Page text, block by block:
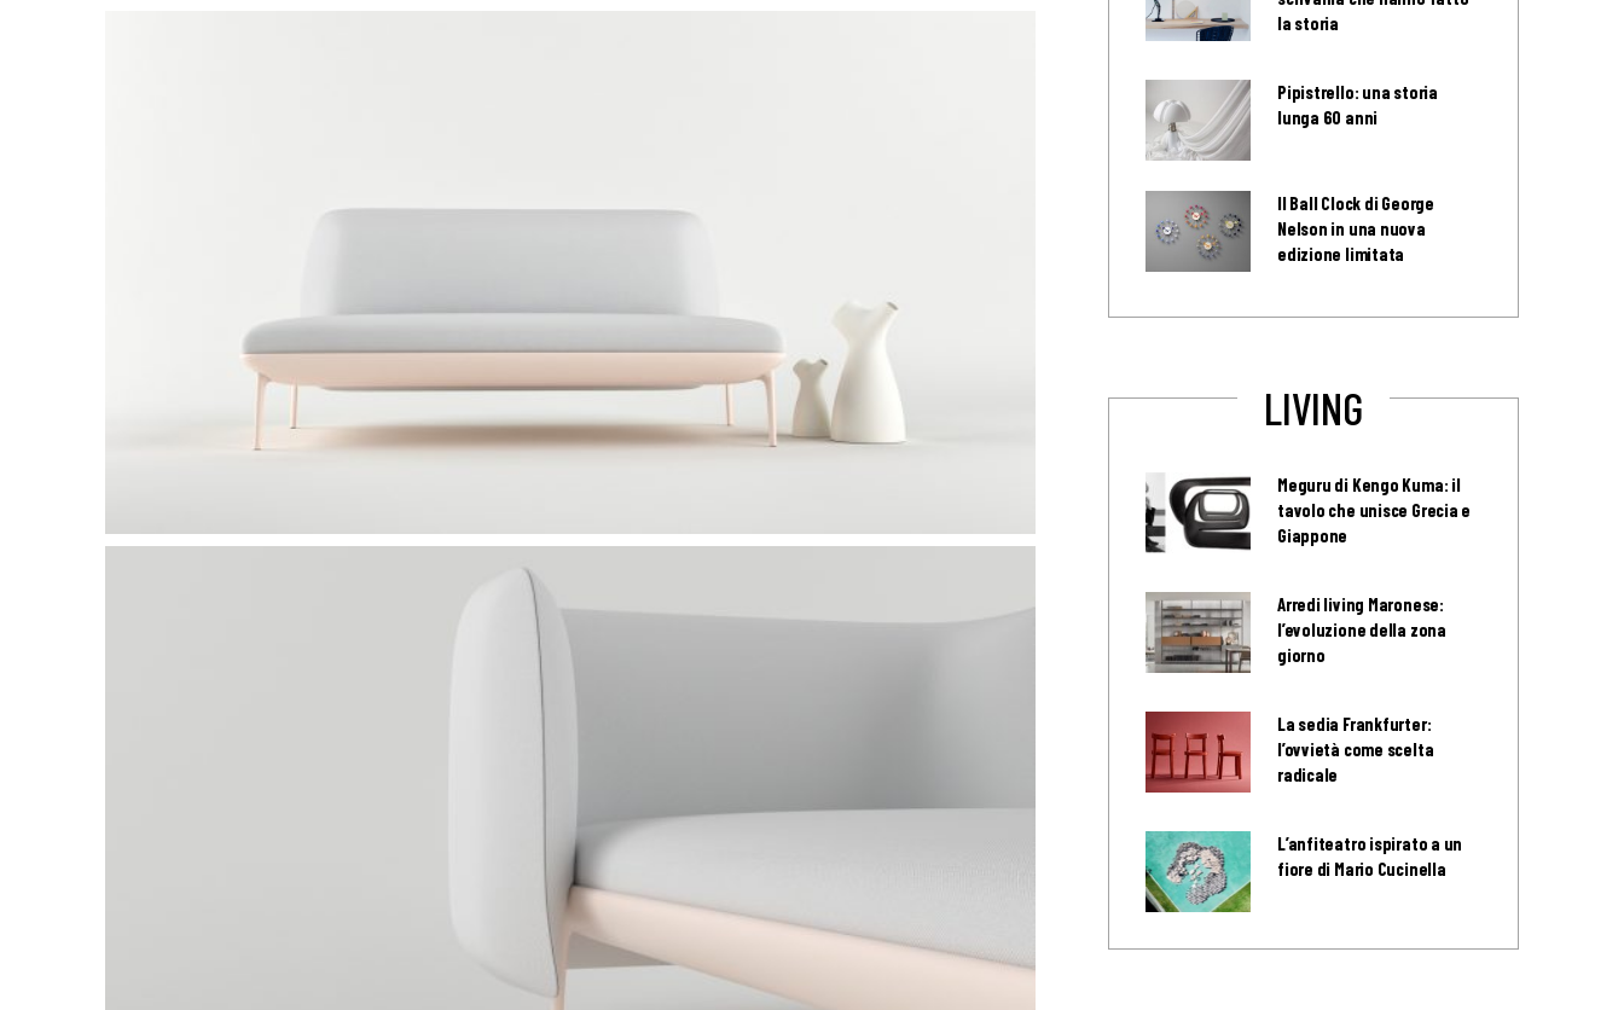
la storia
Pipistrello: una storia
lunga 60 anni
Il Ball Clock di George
Nelson in una nuova
edizione limitata
LIVING
Meguru di Kengo Kuma: il
tavolo che unisce Grecia e
Giappone
Arredi living Maronese:
l’evoluzione della zona
giorno
La sedia Frankfurter:
l’ovvietà come scelta
radicale
L’anfiteatro ispirato a un
fiore di Mario Cucinella